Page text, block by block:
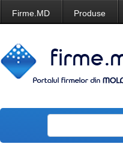
Firme.MD Produse